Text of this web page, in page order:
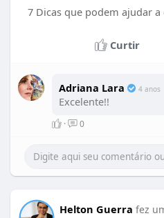
7 Dicas que podem ajudar
Curtir
Adriana Lara 4 anos
Excelente!!
· 0
Helton Guerra fez